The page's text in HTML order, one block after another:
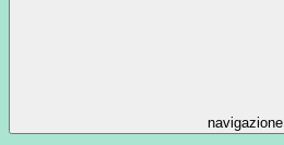
navigazione